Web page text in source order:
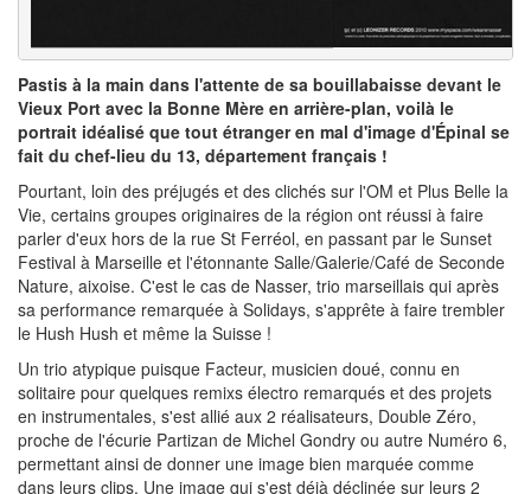
Pastis à la main dans l'attente de sa bouillabaisse devant le
Vieux Port avec la Bonne Mère en arrière-plan, voilà le
portrait idéalisé que tout étranger en mal d'image d'Épinal se
fait du chef-lieu du 13, département français !
Pourtant, loin des préjugés et des clichés sur l'OM et Plus Belle la
Vie, certains groupes originaires de la région ont réussi à faire
parler d'eux hors de la rue St Ferréol, en passant par le Sunset
Festival à Marseille et l'étonnante Salle/Galerie/Café de Seconde
Nature, aixoise. C'est le cas de Nasser, trio marseillais qui après
sa performance remarquée à Solidays, s'apprête à faire trembler
le Hush Hush et même la Suisse !
Un trio atypique puisque Facteur, musicien doué, connu en
solitaire pour quelques remixs électro remarqués et des projets
en instrumentales, s'est allié aux 2 réalisateurs, Double Zéro,
proche de l'écurie Partizan de Michel Gondry ou autre Numéro 6,
permettant ainsi de donner une image bien marquée comme
dans leurs clips. Une image qui s'est déjà déclinée sur leurs 2